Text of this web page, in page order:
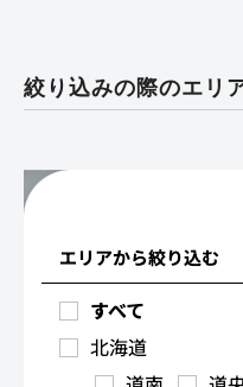
絞り込みの際のエリ